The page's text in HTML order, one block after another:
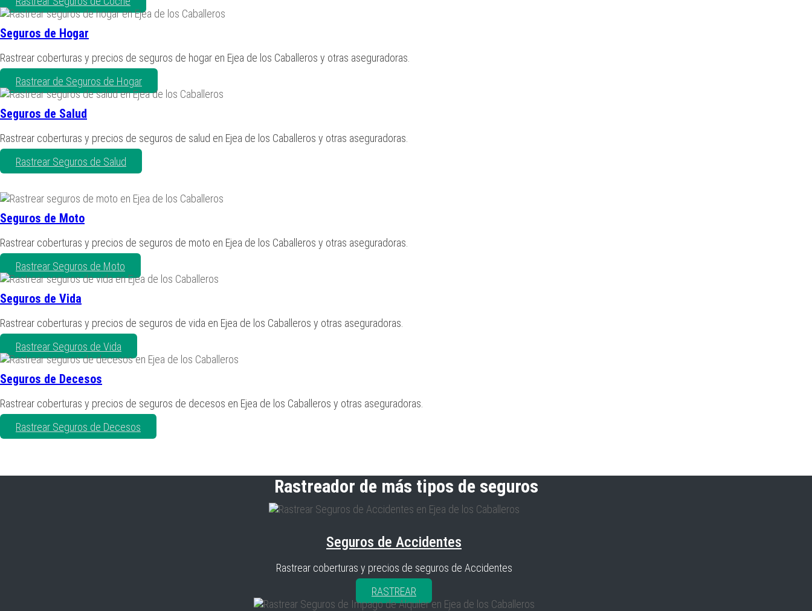
Seguros de Hogar
Rastrear coberturas y precios de seguros de hogar en Ejea de los Caballeros y otras aseguradoras.
Rastrear de Seguros de Hogar
Seguros de Salud
Rastrear coberturas y precios de seguros de salud en Ejea de los Caballeros y otras aseguradoras.
Rastrear Seguros de Salud
Seguros de Moto
Rastrear coberturas y precios de seguros de moto en Ejea de los Caballeros y otras aseguradoras.
Rastrear Seguros de Moto
Seguros de Vida
Rastrear coberturas y precios de seguros de vida en Ejea de los Caballeros y otras aseguradoras.
Rastrear Seguros de Vida
Seguros de Decesos
Rastrear coberturas y precios de seguros de decesos en Ejea de los Caballeros y otras aseguradoras.
Rastrear Seguros de Decesos
Rastreador de más tipos de seguros
Seguros de Accidentes
Rastrear coberturas y precios de seguros de Accidentes
RASTREAR